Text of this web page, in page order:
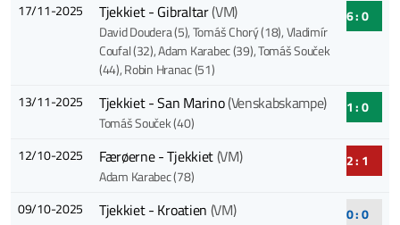
17/11-2025 Tjekkiet - Gibraltar(VM)
David Doudera (5), Tomáš Chorý (18), Vladimír
Coufal (32), Adam Karabec (39), Tomáš Souček
(44), Robin Hranac (51)
6 : 0
13/11-2025 Tjekkiet - San Marino(Venskabskampe)
Tomáš Souček (40)
1 : 0
12/10-2025 Færøerne - Tjekkiet(VM)
Adam Karabec (78)
2 : 1
09/10-2025 Tjekkiet - Kroatien (VM) 0 : 0